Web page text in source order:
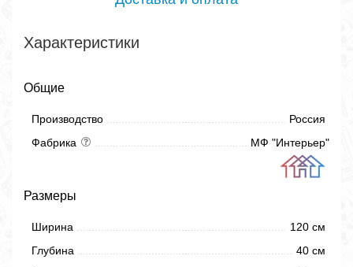
Характеристики
Общие
Производство
Россия
Фабрика
МФ "Интерьер"
Размеры
Ширина
120 см
Глубина
40 см